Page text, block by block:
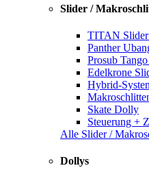
Slider /
TITAN
Panther
Prosub
Edelkrone
Hybrid-
Skate Dolly
Steuerung +
Alle Slider /
Dollys